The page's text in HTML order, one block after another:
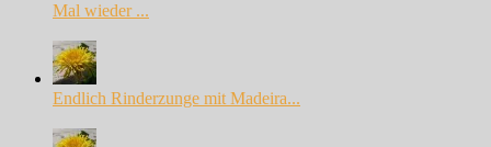
Mal wieder ...
Endlich Rinderzunge mit Madeira...